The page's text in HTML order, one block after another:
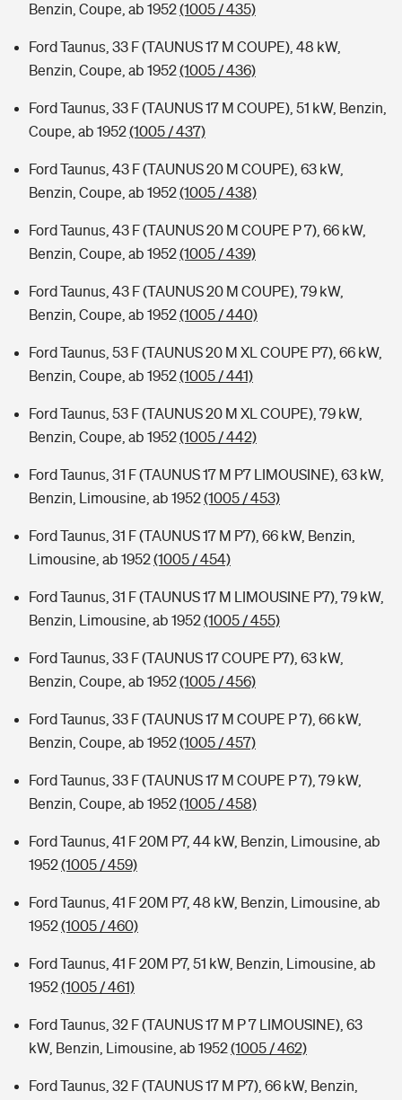
Benzin, Coupe, ab 1952(1005 / 435)
Ford Taunus, 33 F (TAUNUS 17 M COUPE), 48 kW,
Benzin, Coupe, ab 1952(1005 / 436)
Ford Taunus, 33 F (TAUNUS 17 M COUPE), 51 kW, Benzin,
Coupe, ab 1952(1005 / 437)
Ford Taunus, 43 F (TAUNUS 20 M COUPE), 63 kW,
Benzin, Coupe, ab 1952(1005 / 438)
Ford Taunus, 43 F (TAUNUS 20 M COUPE P 7), 66 kW,
Benzin, Coupe, ab 1952(1005 / 439)
Ford Taunus, 43 F (TAUNUS 20 M COUPE), 79 kW,
Benzin, Coupe, ab 1952(1005 / 440)
Ford Taunus, 53 F (TAUNUS 20 M XL COUPE P7), 66 kW,
Benzin, Coupe, ab 1952(1005 / 441)
Ford Taunus, 53 F (TAUNUS 20 M XL COUPE), 79 kW,
Benzin, Coupe, ab 1952(1005 / 442)
Ford Taunus, 31 F (TAUNUS 17 M P7 LIMOUSINE), 63 kW,
Benzin, Limousine, ab 1952(1005 / 453)
Ford Taunus, 31 F (TAUNUS 17 M P7), 66 kW, Benzin,
Limousine, ab 1952(1005 / 454)
Ford Taunus, 31 F (TAUNUS 17 M LIMOUSINE P7), 79 kW,
Benzin, Limousine, ab 1952(1005 / 455)
Ford Taunus, 33 F (TAUNUS 17 COUPE P7), 63 kW,
Benzin, Coupe, ab 1952(1005 / 456)
Ford Taunus, 33 F (TAUNUS 17 M COUPE P 7), 66 kW,
Benzin, Coupe, ab 1952(1005 / 457)
Ford Taunus, 33 F (TAUNUS 17 M COUPE P 7), 79 kW,
Benzin, Coupe, ab 1952(1005 / 458)
Ford Taunus, 41 F 20M P7, 44 kW, Benzin, Limousine, ab
1952(1005 / 459)
Ford Taunus, 41 F 20M P7, 48 kW, Benzin, Limousine, ab
1952(1005 / 460)
Ford Taunus, 41 F 20M P7, 51 kW, Benzin, Limousine, ab
1952(1005 / 461)
Ford Taunus, 32 F (TAUNUS 17 M P 7 LIMOUSINE), 63
kW, Benzin, Limousine, ab 1952(1005 / 462)
Ford Taunus, 32 F (TAUNUS 17 M P7), 66 kW, Benzin,